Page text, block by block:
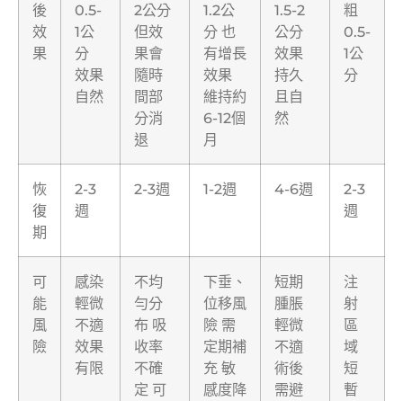
後
效
果
0.5-
1公
分
效果
自然
2公分
但效
果會
隨時
間部
分消
退
1.2公
分 也
有增長
效果
維持約
6-12個
月
1.5-2
公分
效果
持久
且自
然
粗
0.5-
1公
分
恢
復
期
2-3
週
2-3週 1-2週 4-6週
2-3
週
可
能
風
險
感染
輕微
不適
效果
有限
不均
勻分
布 吸
收率
不確
定 可
下垂、
位移風
險 需
定期補
充 敏
感度降
短期
腫脹
輕微
不適
術後
需避
注
射
區
域
短
暫